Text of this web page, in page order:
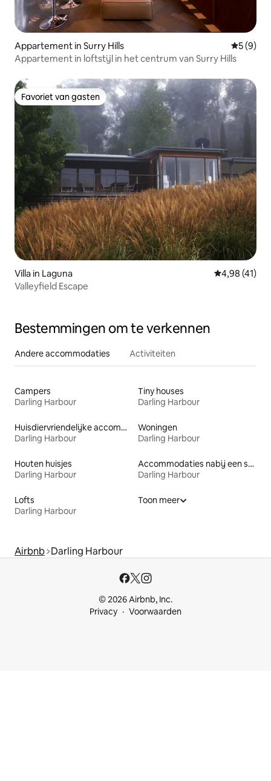
Appartement in Surry Hills
5 (9)
Appartement in loftstijl in het centrum van Surry Hills
Favoriet van gasten
Favoriet van gasten
Villa in Laguna Gemiddelde
4,98 (41)
Valleyfield Escape
Bestemmingen om te verkennen
Andere accommodaties Activiteiten
Campers
Darling Harbour
Tiny houses
Darling Harbour
Huisdiervriendelijke accommodaties
Darling Harbour
Woningen
Darling Harbour
Houten huisjes
Darling Harbour
Accommodaties nabij een strand
Darling Harbour
Lofts
Darling Harbour
Toon meer
Airbnb Darling Harbour
© 2026 Airbnb, Inc.
Privacy
Voorwaarden